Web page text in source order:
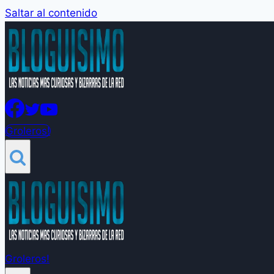
Saltar al contenido
Groleros!
Groleros!